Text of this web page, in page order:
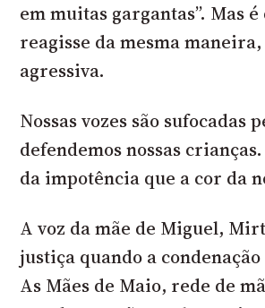
em muitas gargantas”. Mas
reagisse da mesma
agressiva.
Nossas vozes são sufocadas
defendemos nossas
da impotência que a cor da
A voz da mãe de Miguel,
justiça quando a
As Mães de Maio, rede de